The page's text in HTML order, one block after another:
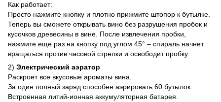
Как работает:
Просто нажмите кнопку и плотно прижмите штопор к бутылке.
Теперь вы сможете открывать вино без разрушения пробок и
кусочков древесины в вине. После извлечения пробки,
нажмите еще раз на кнопку под углом 45° – спираль начнет
вращаться против часовой стрелки и освободит пробку.
2) Электрический аэратор
Раскроет все вкусовые ароматы вина.
За один полный заряд способен аэрировать 60 бутылок.
Встроенная литий-ионная аккумуляторная батарея.